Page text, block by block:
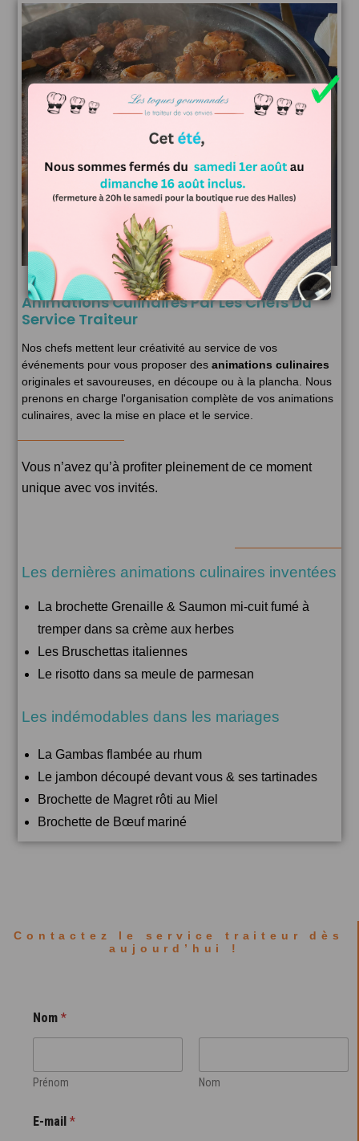
Animations Culinaires Par Les Chefs Du
Service Traiteur
Nos chefs mettent leur créativité au service de vos
événements pour vous proposer des animations culinaires
originales et savoureuses, en découpe ou à la plancha. Nous
prenons en charge l'organisation complète de vos animations
culinaires, avec la mise en place et le service.
Vous n’avez qu’à profiter pleinement de ce moment
unique avec vos invités.
Les dernières animations culinaires inventées
La brochette Grenaille & Saumon mi-cuit fumé à
tremper dans sa crème aux herbes
Les Bruschettas italiennes
Le risotto dans sa meule de parmesan
Les indémodables dans les mariages
La Gambas flambée au rhum
Le jambon découpé devant vous & ses tartinades
Brochette de Magret rôti au Miel
Brochette de Bœuf mariné
Contactez le service traiteur dès
aujourd’hui !
Nom *
Prénom Nom
E-mail *